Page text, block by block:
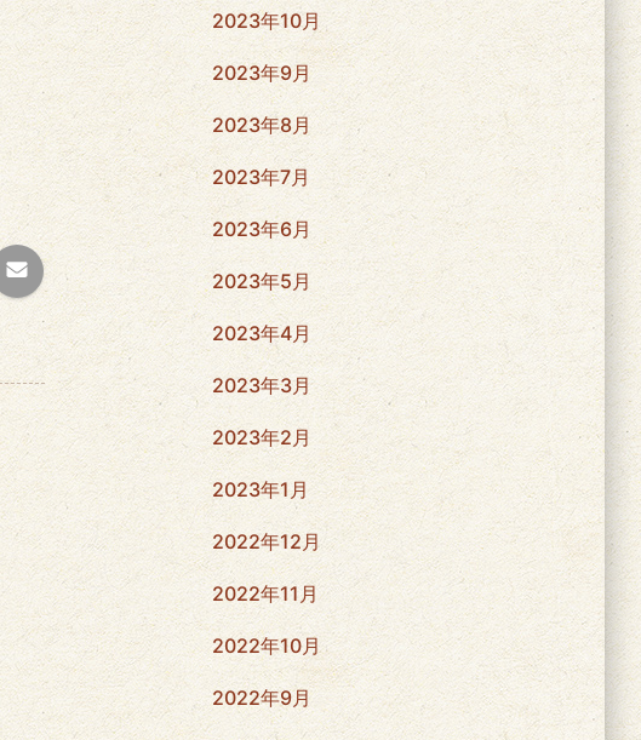
2023年10月
2023年9月
2023年8月
2023年7月
2023年6月
2023年5月
2023年4月
2023年3月
2023年2月
2023年1月
2022年12月
2022年11月
2022年10月
2022年9月